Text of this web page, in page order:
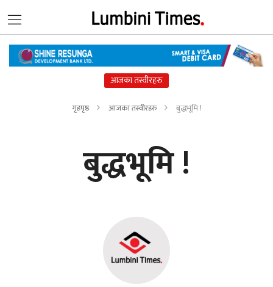
आजका तस्वीरहरु
गृहपृष्ठ आजका तस्वीरहरु बुद्धभूमि !
बुद्धभूमि !